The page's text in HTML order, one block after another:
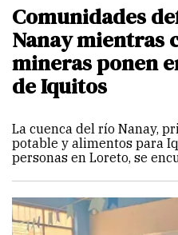
Comunidades
Nanay mientras
mineras ponen
de Iquitos
La cuenca del río Nanay,
potable y alimentos para
personas en Loreto, se